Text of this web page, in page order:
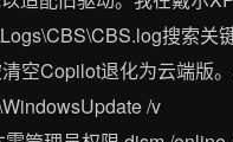
搜索关
空Copilot退化为云端版
/v